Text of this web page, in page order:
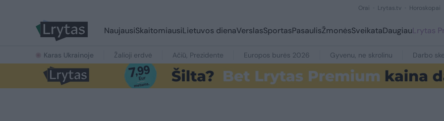
Orai Lrytas.tv Horoskopai
NaujausiSkaitomiausiLietuvos dienaVerslasSportasPasaulisŽmonėsSveikataDaugiauLrytas
Karas Ukrainoje Žalioji erdvė Ačiū, Prezidente Europos burės 2026 Gyvenu, ne skrolinu Darbo